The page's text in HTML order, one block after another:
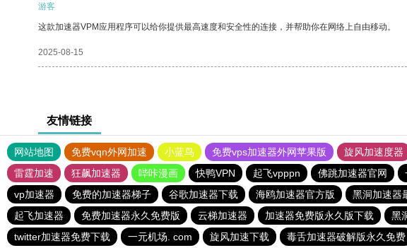
游客
这款加速器VPM应用程序可以给你提供最高速度和安全性的连接，并帮助你在网络上自由移动。
2025-08-15
友情链接
网站地图 免费vqn外网加速 小蓝鸟 免费vps加速器外网苹果版 旋风加速度器
雷霆加速
狂飙加速器 哔咔漫画 快鸭VPN 起飞vpppn 佛跳加速器官网
vp加速器
免费的加速器梯子 谷歌加速器下载 海鸥加速器官方版 黑洞加速器
起飞加速器
免费加速器永久免费版 云梯加速器 加速器免费版永久版下载 黑
twitter加速器免费下载
一元机场. com 旋风加速下载 毒舌加速器破解版永久免费